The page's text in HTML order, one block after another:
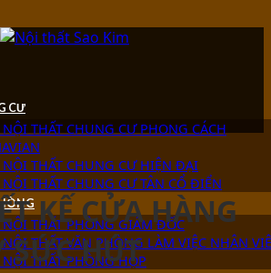
CƯ
NỘI THẤT CHUNG CƯ PHONG CÁCH
NỘI THẤT CHUNG CƯ HIỆN ĐẠI
NỘI THẤT CHUNG CƯ TÂN CỔ ĐIỂN
NỘI THẤT PHÒNG GIÁM ĐỐC
NỘI THẤT VĂN PHÒNG LÀM VIỆC NHÂN
NỘI THẤT PHÒNG HỌP
KẾ CỬA HÀNG
SỨC HÚT